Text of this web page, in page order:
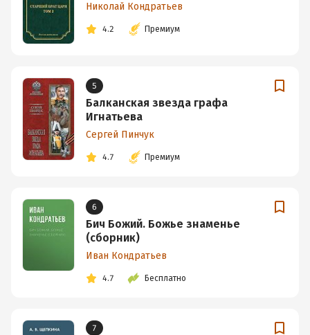
Николай Кондратьев
4.2 Премиум
5
Балканская звезда графа
Игнатьева
Сергей Пинчук
4.7 Премиум
6
Бич Божий. Божье знаменье
(сборник)
Иван Кондратьев
4.7 Бесплатно
7